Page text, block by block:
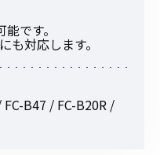
です。
対応します。
B47 / FC-B20R /